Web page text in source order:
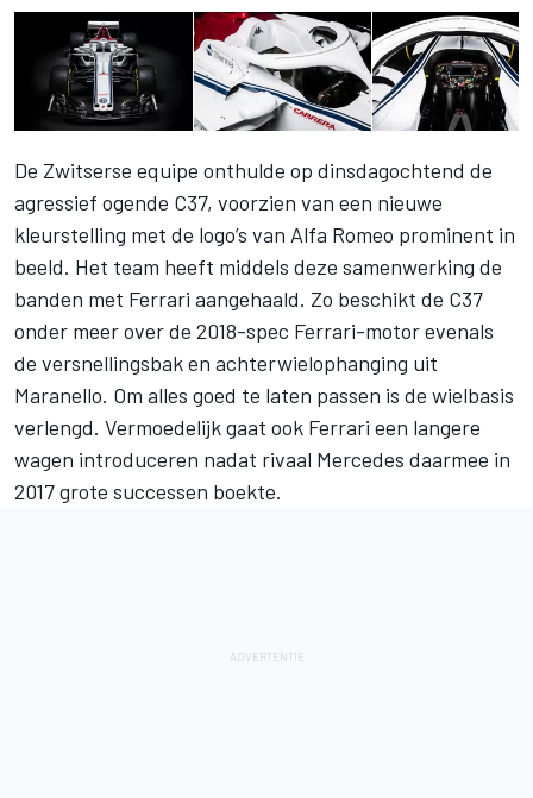
De Zwitserse equipe onthulde op dinsdagochtend de
agressief ogende C37, voorzien van een nieuwe
kleurstelling met de logo’s van Alfa Romeo prominent in
beeld. Het team heeft middels deze samenwerking de
banden met Ferrari aangehaald. Zo beschikt de C37
onder meer over de 2018-spec Ferrari-motor evenals
de versnellingsbak en achterwielophanging uit
Maranello. Om alles goed te laten passen is de wielbasis
verlengd. Vermoedelijk gaat ook Ferrari een langere
wagen introduceren nadat rivaal Mercedes daarmee in
2017 grote successen boekte.